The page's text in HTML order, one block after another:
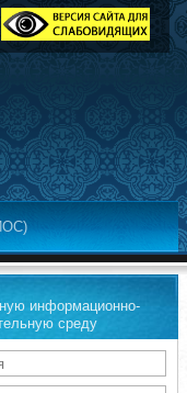
информационно-
среду